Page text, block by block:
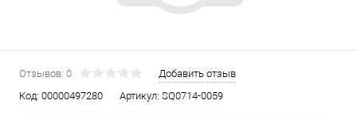
Отзывов: 0
Добавить отзыв
Код: 00000497280 Артикул: SQ0714-0059